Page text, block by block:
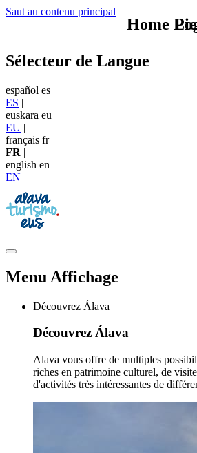
Saut au contenu principal
Sélecteur de Langue
español es
ES |
euskara eu
EU |
français fr
FR |
english en
EN
Menu Affichage
Découvrez Álava
Découvrez Álava
Alava vous offre de multiples
riches en patrimoine culturel, de
d'activités très intéressantes de
Home